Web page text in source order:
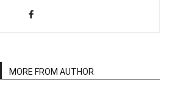
MORE FROM AUTHOR